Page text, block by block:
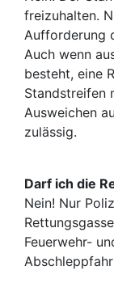
freizuhalten.
Aufforderung
Auch wenn
besteht, eine
Standstreifen
Ausweichen
zulässig.
Darf ich die
Nein! Nur
Feuerwehr-